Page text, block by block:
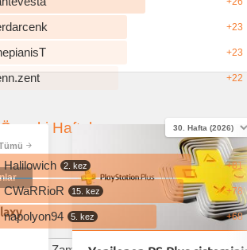
+23
+23
+22
Önceki Haftalar
Halilowich 2. kez +81
CWaRRioR 15. kez +78
napolyon94 5. kez +68